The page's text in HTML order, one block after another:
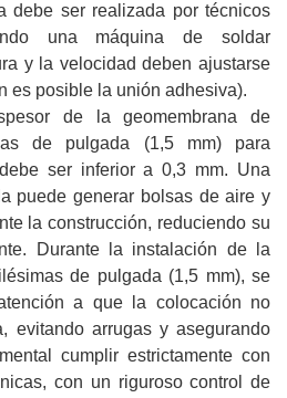
debe ser realizada por técnicos
una máquina de soldar
y la velocidad deben ajustarse
es posible la unión adhesiva).
de la geomembrana de
de pulgada (1,5 mm) para
ser inferior a 0,3 mm. Una
puede generar bolsas de aire y
la construcción, reduciendo su
Durante la instalación de la
de pulgada (1,5 mm), se
a que la colocación no
evitando arrugas y asegurando
cumplir estrictamente con
con un riguroso control de